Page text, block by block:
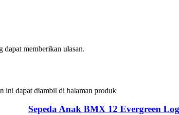
memberikan ulasan.
ini dapat diambil di halaman produk
Sepeda Anak BMX 12 Evergreen